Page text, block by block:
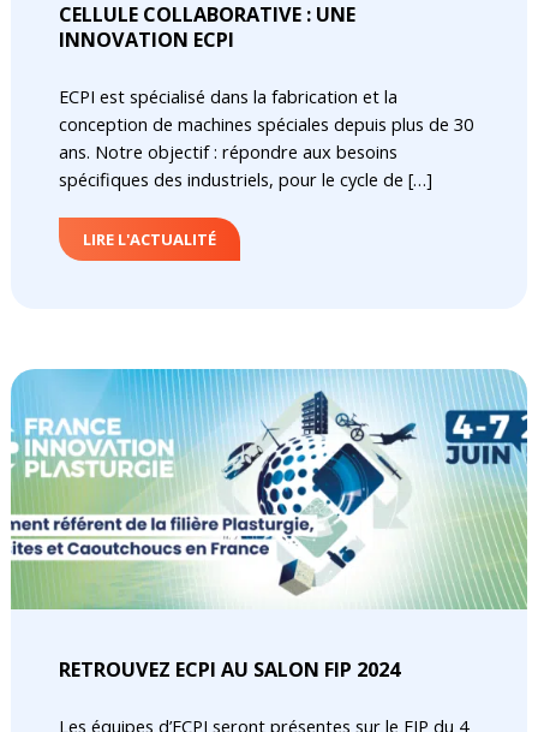
CELLULE COLLABORATIVE : UNE
INNOVATION ECPI
ECPI est spécialisé dans la fabrication et la
conception de machines spéciales depuis plus de 30
ans. Notre objectif : répondre aux besoins
spécifiques des industriels, pour le cycle de […]
LIRE L'ACTUALITÉ
RETROUVEZ ECPI AU SALON FIP 2024
Les équipes d’ECPI seront présentes sur le FIP du 4